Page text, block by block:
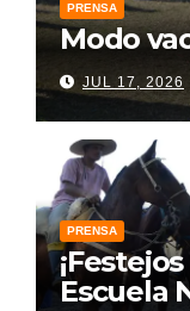
PRENSA
Modo
JUL 17, 2026
PRENSA
Escuela